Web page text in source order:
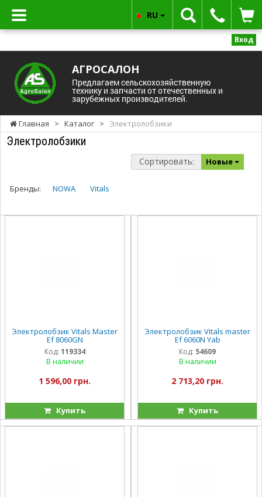
Вход
АГРОСАЛОН
Предлагаем сельскохозяйственную
технику и запчасти от отечественных и
зарубежных производителей.
RU
Главная > Каталог > Электролобзики
Электролобзики
Сортировать: Новые
Бренды: NOWA Vitals
Электролобзик Vitals Master
Ef 8060GN
Код: 119334
В наличии
1 596,00 грн.
Купить
Электролобзик Vitals master
Ef 6060N Yab
Код: 54609
В наличии
2 713,20 грн.
Купить